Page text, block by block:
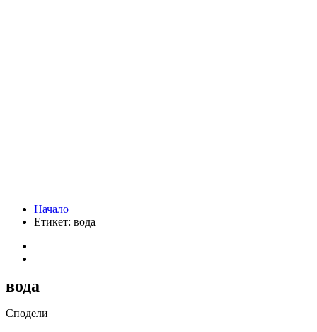
Начало
Етикет: вода
вода
Сподели